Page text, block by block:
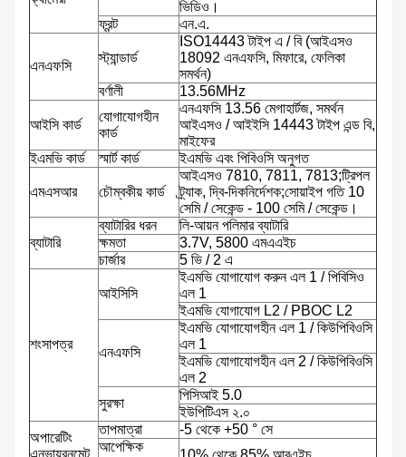
ভিডিও।
ফ্রন্ট
এন.এ.
এনএফসি
স্ট্যান্ডার্ড
ISO14443 টাইপ এ / বি (আইএসও
18092 এনএফসি, মিফারে, ফেলিকা
সমর্থন)
বর্ণালী
13.56MHz
আইসি কার্ড
যোগাযোগহীন
কার্ড
এনএফসি 13.56 মেগাহার্টজ, সমর্থন
আইএসও / আইইসি 14443 টাইপ এন্ড বি,
মাইফের
ইএমভি কার্ড
স্মার্ট কার্ড ইএমভি এবং পিবিওসি অনুগত
এমএসআর চৌম্বকীয় কার্ড
আইএসও 7810, 7811, 7813;ট্রিপল
ট্র্যাক, দ্বি-দিকনির্দেশক;সোয়াইপ গতি 10
সেমি / সেকেন্ড - 100 সেমি / সেকেন্ড।
ব্যাটারি
ব্যাটারির ধরন
লি-আয়ন পলিমার ব্যাটারি
ক্ষমতা
3.7V, 5800 এমএএইচ
চার্জার
5 ভি / 2 এ
শংসাপত্র
আইসিসি
ইএমভি যোগাযোগ করুন এল 1 / পিবিসিও
এল 1
ইএমভি যোগাযোগ L2 / PBOC L2
এনএফসি
ইএমভি যোগাযোগহীন এল 1 / কিউপিবিওসি
এল 1
ইএমভি যোগাযোগহীন এল 2 / কিউপিবিওসি
এল 2
সুরক্ষা
পিসিআই 5.0
ইউপিটিএস ২.০
অপারেটিং
তাপমাত্রা
-5 থেকে +50 ° সে
আপেক্ষিক